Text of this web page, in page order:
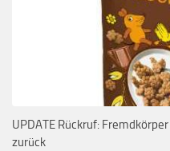
UPDATE Rückruf:
zurück